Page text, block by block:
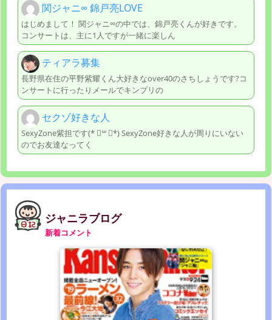
関ジャニ∞ 錦戸亮LOVE
はじめまして！ 関ジャニ∞の中では、錦戸亮くんが好きです。
コンサートは、主に1人ですが一緒に楽しん
ティアラ募集
長野県在住の平野紫耀くん大好きなover40のさちしょうです?コ
ンサートに行ったりメールでキンプリの
セクゾ好きな人
SexyZone紫担です(* ॑꒳ ॑*) SexyZone好きな人が周りにいない
のでお友達なってく
ジャニラブログ
新着コメント